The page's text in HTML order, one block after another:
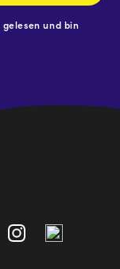
gelesen und bin